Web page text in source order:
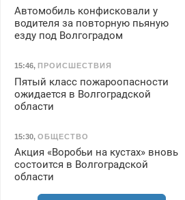
Автомобиль конфисковали у
водителя за повторную пьяную
езду под Волгоградом
15:46, ПРОИСШЕСТВИЯ
Пятый класс пожароопасности
ожидается в Волгоградской
области
15:30, ОБЩЕСТВО
Акция «Воробьи на кустах» вновь
состоится в Волгоградской
области